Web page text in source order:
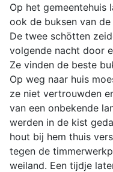
Op het gemeentehuis
ook de buksen van
De twee schötten
volgende nacht door
Ze vinden de beste
Op weg naar huis
ze niet vertrouwden
van een onbekende
werden in de kist
hout bij hem thuis
tegen de
weiland. Een tijdje